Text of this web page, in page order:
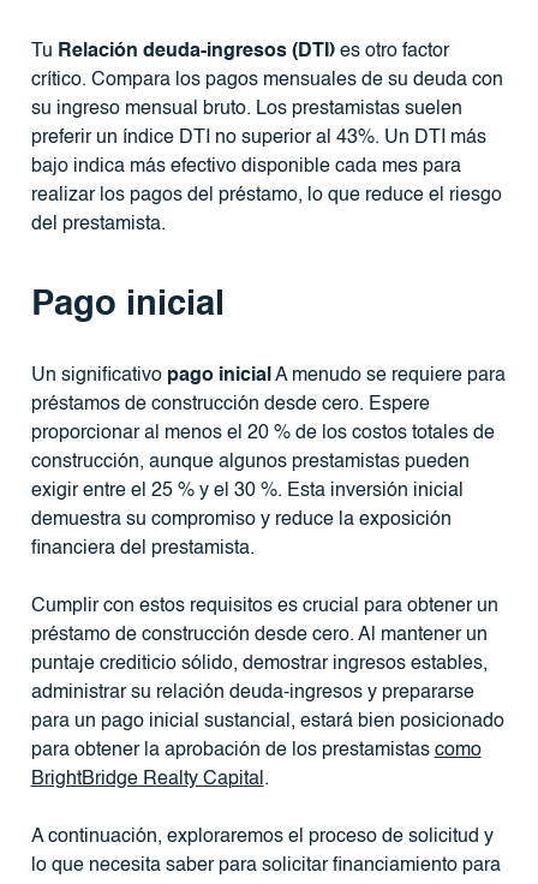
Tu Relación deuda-ingresos (DTI)es otro factor
crítico. Compara los pagos mensuales de su deuda con
su ingreso mensual bruto. Los prestamistas suelen
preferir un índice DTI no superior al 43%. Un DTI más
bajo indica más efectivo disponible cada mes para
realizar los pagos del préstamo, lo que reduce el riesgo
del prestamista.
Pago inicial
Un significativo pago inicial A menudo se requiere para
préstamos de construcción desde cero. Espere
proporcionar al menos el 20 % de los costos totales de
construcción, aunque algunos prestamistas pueden
exigir entre el 25 % y el 30 %. Esta inversión inicial
demuestra su compromiso y reduce la exposición
financiera del prestamista.
Cumplir con estos requisitos es crucial para obtener un
préstamo de construcción desde cero. Al mantener un
puntaje crediticio sólido, demostrar ingresos estables,
administrar su relación deuda-ingresos y prepararse
para un pago inicial sustancial, estará bien posicionado
para obtener la aprobación de los prestamistas como
BrightBridge Realty Capital .
A continuación, exploraremos el proceso de solicitud y
lo que necesita saber para solicitar financiamiento para